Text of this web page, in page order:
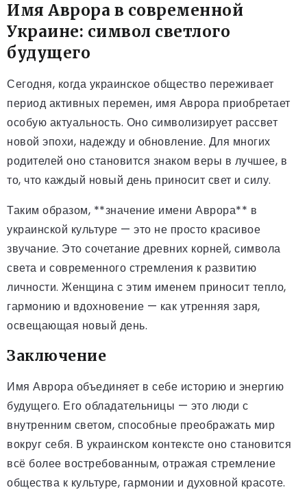
Имя Аврора в современной
Украине: символ светлого
будущего
Сегодня, когда украинское общество переживает
период активных перемен, имя Аврора приобретает
особую актуальность. Оно символизирует рассвет
новой эпохи, надежду и обновление. Для многих
родителей оно становится знаком веры в лучшее, в
то, что каждый новый день приносит свет и силу.
Таким образом, **значение имени Аврора** в
украинской культуре — это не просто красивое
звучание. Это сочетание древних корней, символа
света и современного стремления к развитию
личности. Женщина с этим именем приносит тепло,
гармонию и вдохновение — как утренняя заря,
освещающая новый день.
Заключение
Имя Аврора объединяет в себе историю и энергию
будущего. Его обладательницы — это люди с
внутренним светом, способные преображать мир
вокруг себя. В украинском контексте оно становится
всё более востребованным, отражая стремление
общества к культуре, гармонии и духовной красоте.